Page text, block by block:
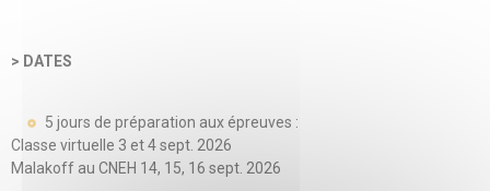
> DATES
5 jours de préparation aux épreuves :
Classe virtuelle 3 et 4 sept. 2026
Malakoff au CNEH 14, 15, 16 sept. 2026